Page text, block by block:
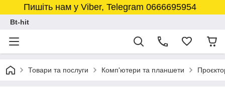
Пишіть нам у Viber, Telegram 0666695954
Bt-hit
Товари та послуги Комп'ютери та планшети